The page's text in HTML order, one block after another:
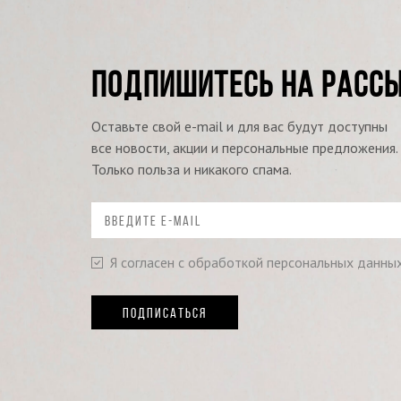
ПОДПИШИТЕСЬ НА
Оставьте свой e-mail и для вас будут доступны
все новости, акции и персональные предложения.
Только польза и никакого спама.
Я согласен с обработкой персональных
ПОДПИСАТЬСЯ